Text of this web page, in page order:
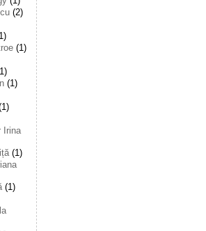
(2)
(1)
(1)
Irina
(1)
(1)